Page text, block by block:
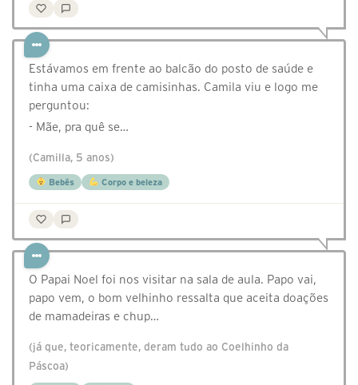
Estávamos em frente ao balcão do posto de saúde e
tinha uma caixa de camisinhas. Camila viu e logo me
perguntou:
- Mãe, pra quê se…
(Camilla, 5 anos)
Bebês Corpo e beleza
O Papai Noel foi nos visitar na sala de aula. Papo vai,
papo vem, o bom velhinho ressalta que aceita doações
de mamadeiras e chup…
(já que, teoricamente, deram tudo ao Coelhinho da
Páscoa)